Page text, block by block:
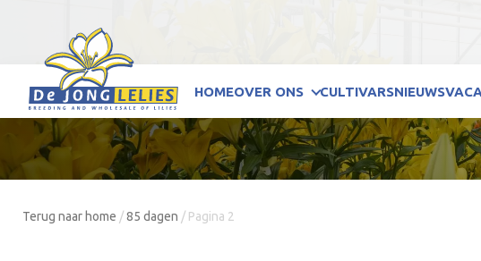
HOMEOVER ONS CULTIVARSNIEUWS
Terug naar home /85 dagen / Pagina 2